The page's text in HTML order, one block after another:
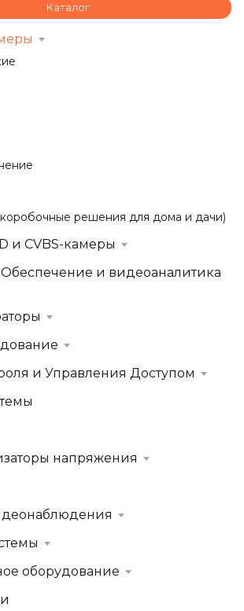
Каталог
решения для дома и дачи)
и CVBS-камеры
и видеоаналитика
и Управления Доступом
напряжения
оборудование